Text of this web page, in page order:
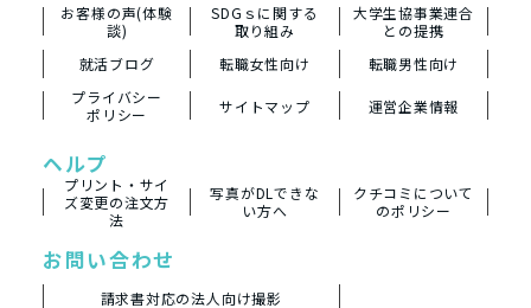
お客様の声(体験
談)
SDGｓに関する
取り組み
大学生協事業連合
との提携
就活ブログ
転職女性向け
転職男性向け
プライバシー
ポリシー
サイトマップ 運営企業情報
ヘルプ
プリント・サイ
ズ変更の注文方
法
写真がDLできな
い方へ
クチコミについて
のポリシー
お問い合わせ
請求書対応の法人向け撮影